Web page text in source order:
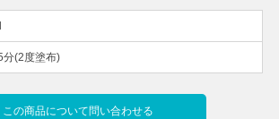
分(2度塗布)
この商品について問い合わせる